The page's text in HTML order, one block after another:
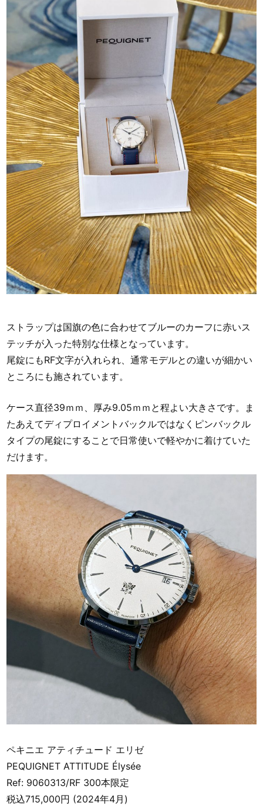
ストラップは国旗の色に合わせてブルーのカーフに赤いス
テッチが入った特別な仕様となっています。
尾錠にもRF文字が入れられ、通常モデルとの違いが細かい
ところにも施されています。
ケース直径39ｍｍ、厚み9.05ｍｍと程よい大きさです。ま
たあえてディプロイメントバックルではなくピンバックル
タイプの尾錠にすることで日常使いで軽やかに着けていた
だけます。
ペキニエ アティチュード エリゼ
PEQUIGNET ATTITUDE Élysée
Ref: 9060313/RF 300本限定
税込715,000円 (2024年4月)